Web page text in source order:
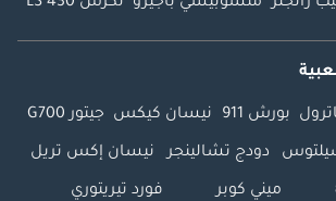
بورش 911 نيسان كيكس جيتور G700
دودج تشالينجر نيسان إكس تريل
ميني كوبر فورد تيريتوري